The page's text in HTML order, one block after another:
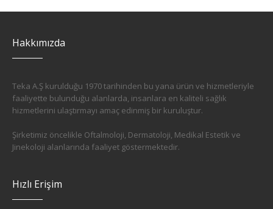
Hakkımızda
Teka A.Ş kurulduğu 1970 tarihinden bu yana ürün ve hizmetleriyle
faaliyette bulunduğu alanlarda, insanlara en kaliteli sağlık
hizmetlerini ulaştırmayı amaç edinmiş bir kuruluştur.
Şirketimiz öncelikle Oftalmoloji, Dermatoloji, Medikal Estetik ve
Jinekoloji alanlarında faaliyet göstermektedir.
Hızlı Erişim